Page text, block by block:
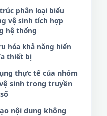
tế.
phân loại biểu
vệ sinh tích hợp
hệ thống
hóa khả năng hiển
thiết bị
thực tế của nhóm
sinh trong truyền
nội dung không